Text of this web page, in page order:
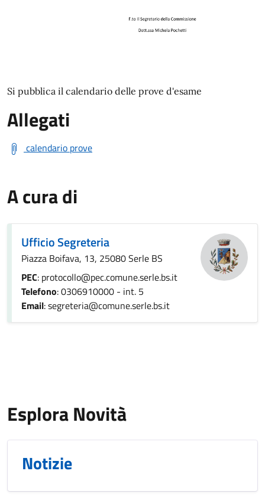
Si pubblica il calendario delle prove d'esame
Allegati
calendario prove
A cura di
Ufficio Segreteria
Piazza Boifava, 13, 25080 Serle BS
PEC: protocollo@pec.comune.serle.bs.it
Telefono: 0306910000 - int. 5
Email: segreteria@comune.serle.bs.it
Esplora Novità
Notizie